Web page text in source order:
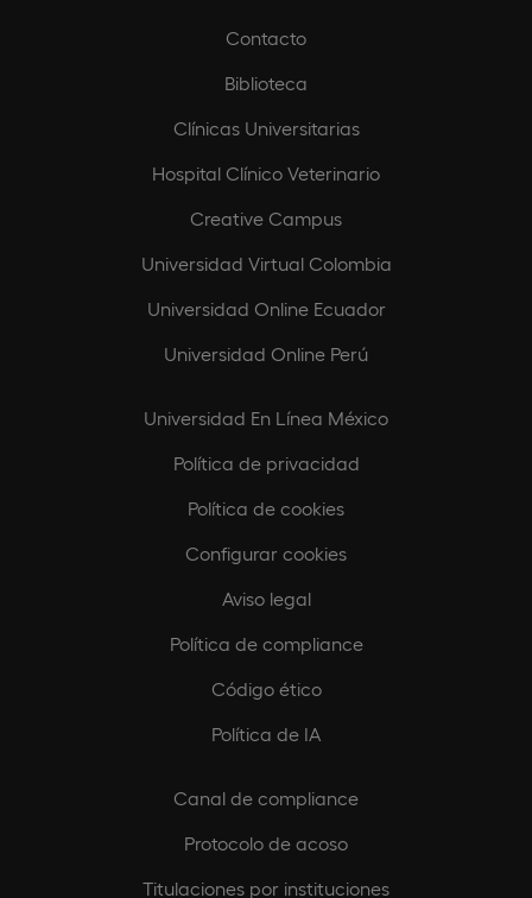
Contacto
Biblioteca
Clínicas Universitarias
Hospital Clínico Veterinario
Creative Campus
Universidad Virtual Colombia
Universidad Online Ecuador
Universidad Online Perú
Universidad En Línea México
Política de privacidad
Política de cookies
Configurar cookies
Aviso legal
Política de compliance
Código ético
Política de IA
Canal de compliance
Protocolo de acoso
Titulaciones por instituciones